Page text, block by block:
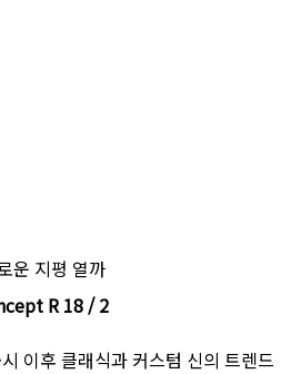
운 지평 열까
R 18 / 2
이후 클래식과 커스텀 신의 트렌드